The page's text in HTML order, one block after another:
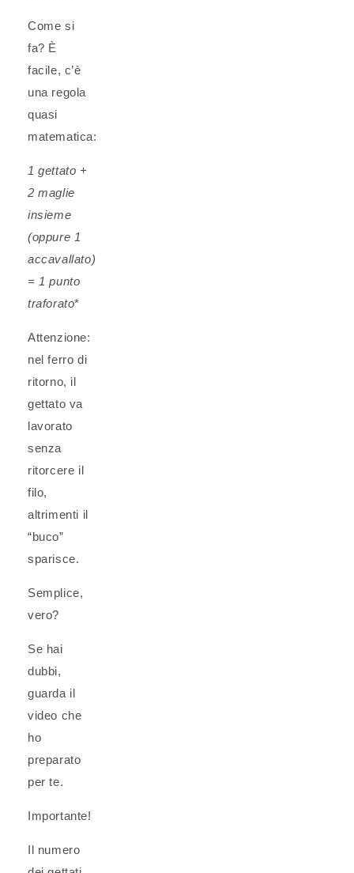
Come si
fa? È
facile, c’è
una regola
quasi
matematica:
1 gettato +
2 maglie
insieme
(oppure 1
accavallato)
= 1 punto
traforato*
Attenzione:
nel ferro di
ritorno, il
gettato va
lavorato
senza
ritorcere il
filo,
altrimenti il
“buco”
sparisce.
Semplice,
vero?
Se hai
dubbi,
guarda il
video che
ho
preparato
per te.
Importante!
Il numero